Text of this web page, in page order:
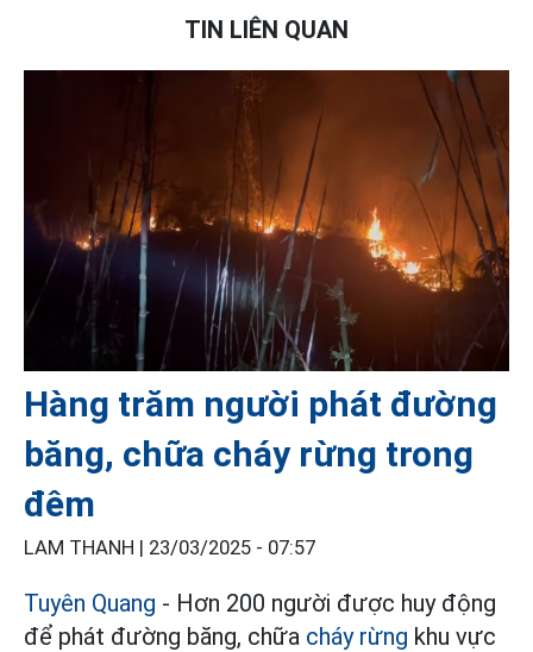
TIN LIÊN QUAN
Hàng trăm người phát đường
băng, chữa cháy rừng trong
đêm
LAM THANH | 23/03/2025 - 07:57
Tuyên Quang - Hơn 200 người được huy động
để phát đường băng, chữa cháy rừng khu vực